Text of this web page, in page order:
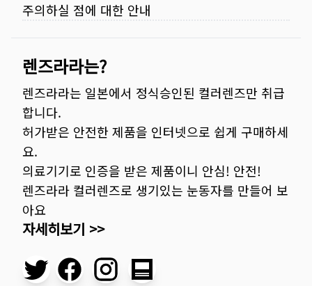
주의하실 점에 대한 안내
렌즈라라는?
렌즈라라는 일본에서 정식승인된 컬러렌즈만 취급
합니다.
허가받은 안전한 제품을 인터넷으로 쉽게 구매하세
요.
의료기기로 인증을 받은 제품이니 안심! 안전!
렌즈라라 컬러렌즈로 생기있는 눈동자를 만들어 보
아요
자세히보기 >>